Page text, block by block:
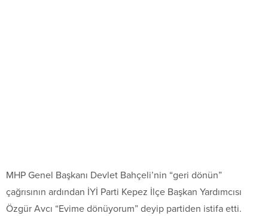
MHP Genel Başkanı Devlet Bahçeli’nin “geri dönün”
çağrısının ardından İYİ Parti Kepez İlçe Başkan Yardımcısı
Özgür Avcı “Evime dönüyorum” deyip partiden istifa etti.